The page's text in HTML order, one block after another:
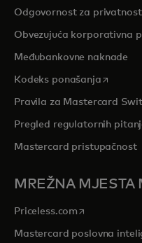
Odgovornost za
Obvezujuća korporativna
Međubankovne naknade
Kodeks ponašanjaopens in
Pravila za Mastercard
Pregled regulatornih
Mastercard pristupačnost
MREŽNA MJESTA
Priceless.com opens in a
Mastercard poslovna